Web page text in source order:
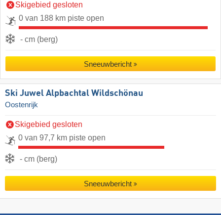
Skigebied gesloten
0 van 188 km piste open
- cm (berg)
Sneeuwbericht
Ski Juwel Alpbachtal Wildschönau
Oostenrijk
Skigebied gesloten
0 van 97,7 km piste open
- cm (berg)
Sneeuwbericht